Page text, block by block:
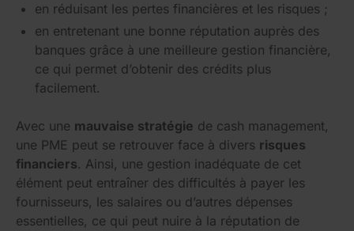
en réduisant les pertes financières et les risques ;
en entretenant une bonne réputation auprès des
banques grâce à une meilleure gestion financière,
ce qui permet d’obtenir des crédits plus
facilement.
Avec une mauvaise stratégie de cash management,
une PME peut se retrouver face à divers risques
financiers. Ainsi, une gestion inadéquate de cet
élément peut entraîner des difficultés à payer les
fournisseurs, les salaires ou d’autres dépenses
essentielles, ce qui peut nuire à la réputation de